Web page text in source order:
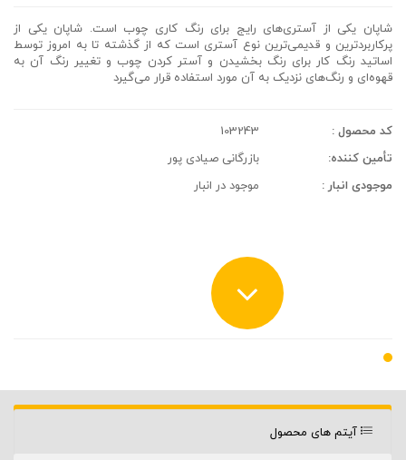
شاپان یکی از آستری‌های رایج برای رنگ کاری چوب است. شاپان یکی از
پرکاربردترین و قدیمی‌ترین نوع آستری است که از گذشته تا به امروز توسط
اساتید رنگ کار برای رنگ بخشیدن و آستر کردن چوب و تغییر رنگ آن به
قهوه‌ای و رنگ‌های نزدیک به آن مورد استفاده قرار می‌گیرد
کد محصول :
103243
تأمین کننده:
بازرگانی صیادی پور
موجودی انبار :
موجود در انبار
آیتم های محصول